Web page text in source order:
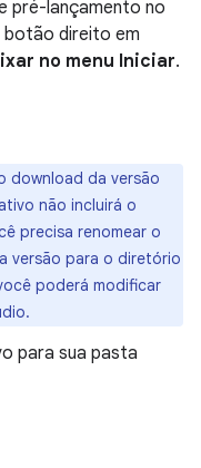
pré-lançamento no
botão direito em
no menu Iniciar.
download da versão
não incluirá o
precisa renomear o
versão para o diretório
poderá modificar
para sua pasta